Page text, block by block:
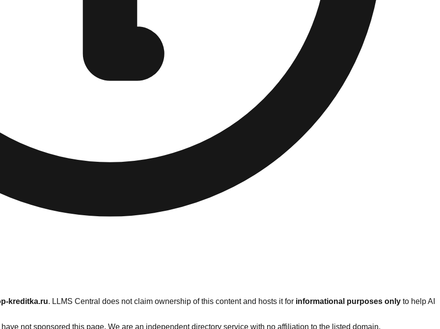
kreditka.ru. LLMS Central does not claim ownership of this content and hosts it for informational purposes only to help AI
not sponsored this page. We are an independent directory service with no affiliation to the listed domain.